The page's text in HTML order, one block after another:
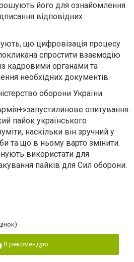
його для ознайомлення
відповідних
що цифровізація процесу
спростити взаємодію
кадровими органами та
необхідних документів.
оборони України.
опитування
пайок українського
наскільки він зручний у
та що в ньому варто змінити.
використати для
пайків для Сил оборони.
Я рекомендую